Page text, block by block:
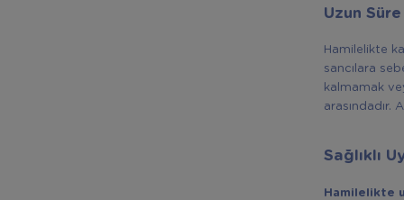
Uzun
Hamilelikte
sancılara
kalmamak
arasındadır.
Sağlıklı
Hamilelikte